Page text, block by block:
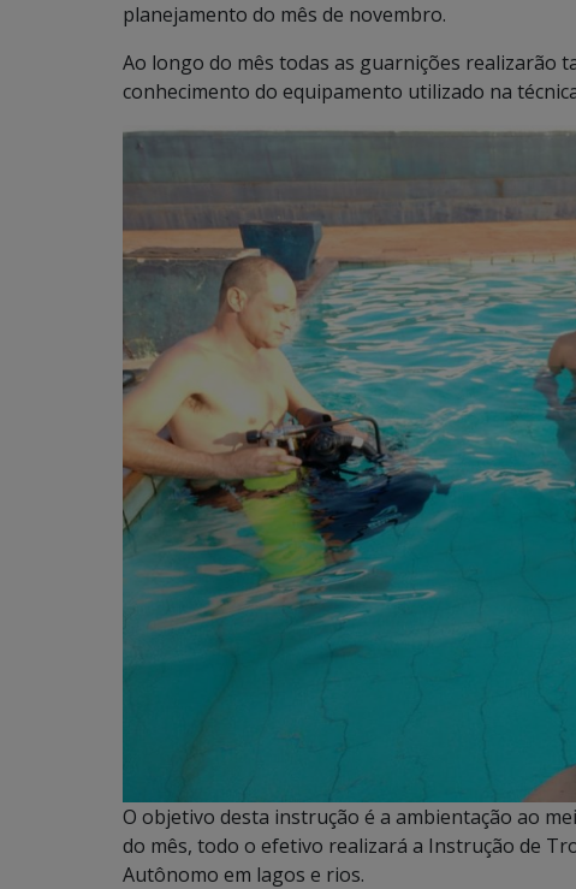
planejamento do mês de novembro.
Ao longo do mês todas as guarnições realizarão
conhecimento do equipamento utilizado na
O objetivo desta instrução é a ambientação ao
do mês, todo o efetivo realizará a Instrução de
Autônomo em lagos e rios.